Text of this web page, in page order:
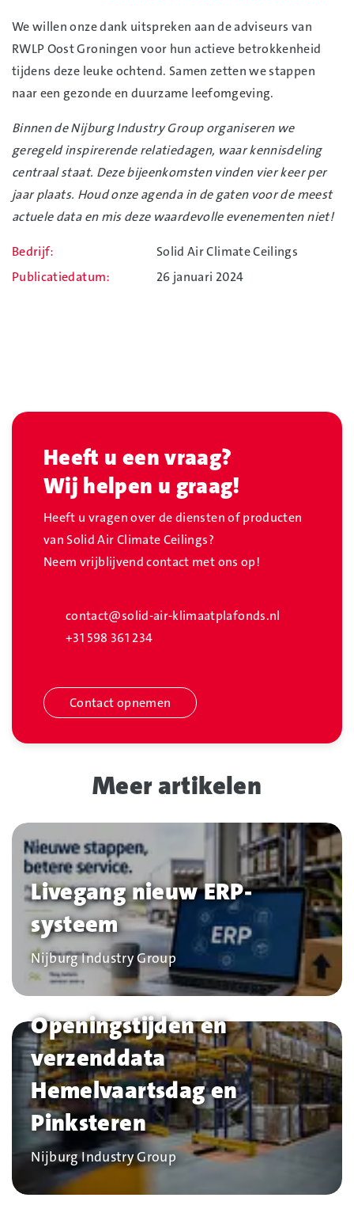
We willen onze dank uitspreken aan de adviseurs van
RWLP Oost Groningen voor hun actieve betrokkenheid
tijdens deze leuke ochtend. Samen zetten we stappen
naar een gezonde en duurzame leefomgeving.
Binnen de Nijburg Industry Group organiseren we
geregeld inspirerende relatiedagen, waar kennisdeling
centraal staat. Deze bijeenkomsten vinden vier keer per
jaar plaats. Houd onze agenda in de gaten voor de meest
actuele data en mis deze waardevolle evenementen niet!
Bedrijf
Solid Air Climate Ceilings
Publicatiedatum
26 januari 2024
Heeft u een vraag?
Wij helpen u graag!
Heeft u vragen over de diensten of producten
van Solid Air Climate Ceilings?
Neem vrijblijvend contact met ons op!
contact@solid-air-klimaatplafonds.nl
+31 598 361 234
Contact opnemen
Meer artikelen
Livegang nieuw ERP-
systeem
Bedrijf
Nijburg Industry Group
Openingstijden en
verzenddata
Hemelvaartsdag en
Pinksteren
Bedrijf
Nijburg Industry Group